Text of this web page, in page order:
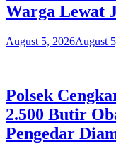
Warga Lewat
August 5, 2026August
Polsek
2.500 Butir
Pengedar